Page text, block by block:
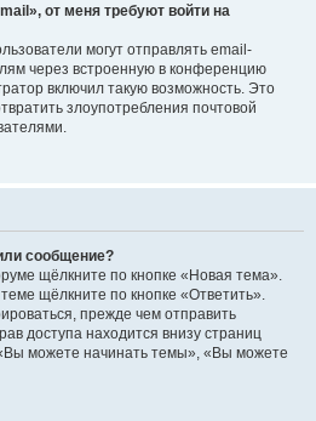
от меня требуют войти на
могут отправлять email-
через встроенную в конференцию
включил такую возможность. Это
злоупотребления почтовой
сообщение?
щёлкните по кнопке «Новая тема».
щёлкните по кнопке «Ответить».
прежде чем отправить
доступа находится внизу страниц
можете начинать темы», «Вы можете